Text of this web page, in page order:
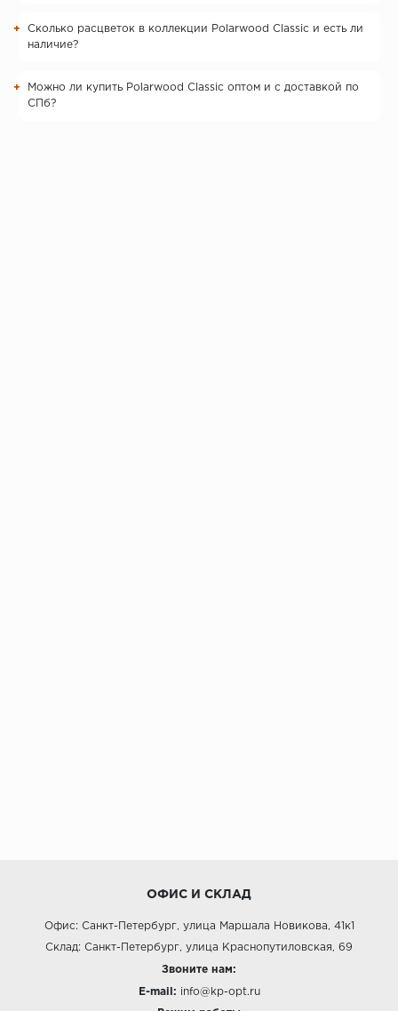
Сколько расцветок в коллекции Polarwood Classic и есть ли
наличие?
Можно ли купить Polarwood Classic оптом и с доставкой по
СПб?
ОФИС И СКЛАД
Офис: Санкт-Петербург, улица Маршала Новикова, 41к1
Склад: Санкт-Петербург, улица Краснопутиловская, 69
Звоните нам:
E-mail: info@kp-opt.ru